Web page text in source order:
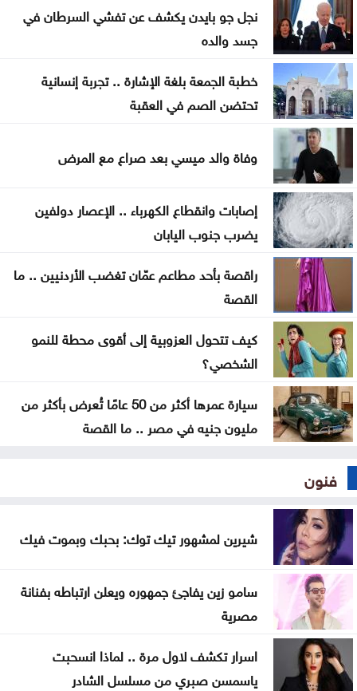
منع مواطن من السلام على العيسوي .. وما فعله رئيس
الديوان يشعل التفاعل
حشد أكثر من مئتي عنصر إطفاء لإخماد حريق في جنوب
فرنسا
متحدث عسكري يمني: الحوثيون يستأنفون هجماتهم
على ميناء المخا
غزة .. إصابة 7 فلسطينيين بإطلاق نار إسرائيلي الأحد
نجل جو بايدن يكشف عن تفشي السرطان في
جسد والده
خطبة الجمعة بلغة الإشارة .. تجربة إنسانية
تحتضن الصم في العقبة
وفاة والد ميسي بعد صراع مع المرض
إصابات وانقطاع الكهرباء .. الإعصار دولفين
يضرب جنوب اليابان
راقصة بأحد مطاعم عمّان تغضب الأردنيين .. ما
القصة
كيف تتحول العزوبية إلى أقوى محطة للنمو
الشخصي؟
سيارة عمرها أكثر من 50 عامًا تُعرض بأكثر من
مليون جنيه في مصر .. ما القصة
فنون
شيرين لمشهور تيك توك: بحبك وبموت فيك
سامو زين يفاجئ جمهوره ويعلن ارتباطه بفنانة
مصرية
اسرار تكشف لاول مرة .. لماذا انسحبت
ياسمسن صبري من مسلسل الشادر